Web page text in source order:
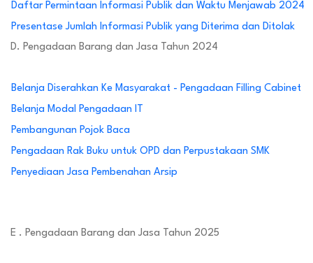
Daftar Permintaan Informasi Publik dan Waktu Menjawab 2024
Presentase Jumlah Informasi Publik yang Diterima dan Ditolak
D. Pengadaan Barang dan Jasa Tahun 2024
Belanja Diserahkan Ke Masyarakat - Pengadaan Filling Cabinet
Belanja Modal Pengadaan IT
Pembangunan Pojok Baca
Pengadaan Rak Buku untuk OPD dan Perpustakaan SMK
Penyediaan Jasa Pembenahan Arsip
E . Pengadaan Barang dan Jasa Tahun 2025